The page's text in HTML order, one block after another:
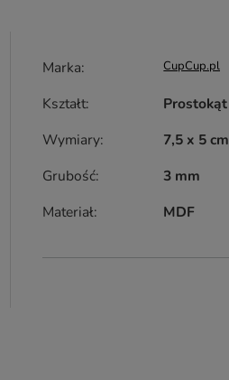
Marka CupCup.pl
Kształt
Prostokąt
Wymiary
7,5 x 5 cm
Grubość
3 mm
Materiał
MDF